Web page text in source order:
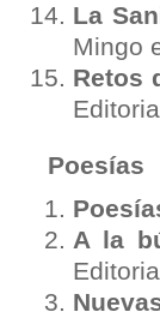
La
Mingo
Retos
Poesías
A la